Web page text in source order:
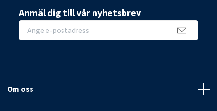
Anmäl dig till vår nyhetsbrev
Om oss